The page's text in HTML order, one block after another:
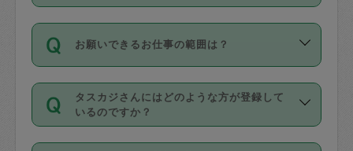
リカ、au WALLETなど）は支払にはご利
銀行振込や現金払いも対応していませ
なお、タスカジさんの交通費も、依頼料
金のご請求と合わせてお支払いとなりま
りに、一定数を超えたキャンセルは有償
（例：毎週定期の場合は３回以上のキャ
ンセルが有償（1200円、隔週定期の場合
は２回以上のキャンセルが有償（1200
ます。交通費の金額は「依頼の詳細」に
時間帯は3種類あります。いずれも１回あ
たり３時間です。
・ＡＭ ９時～１２時
・ＰＭ １３時～１６時
・夜 １８時～２１時
お願いできるお仕事の範囲は？
掃除、整理収納、洗濯、買い物、料理、
作り置きです。タスカジさんによってで
きる仕事の範囲が異なりますので、依頼
タスカジさんにはどのような方が登録して
いるのですか？
主婦として長年の家事経験をお持ちの